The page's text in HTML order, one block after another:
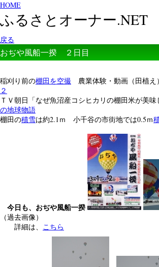
HOME
ふるさとオーナー.NET
戻る
おぢや風船一揆 ２日目
稲刈り前の棚田を空撮 農業体験・動画（田植え）
２
ＴＶ朝日「なぜ魚沼産コシヒカリの棚田米が美味
の地球物語
棚田の積雪は約2.1ｍ 小千谷の市街地では0.5ｍ
今日も、おぢや風船一揆
（過去画像）
詳細は、 こちら